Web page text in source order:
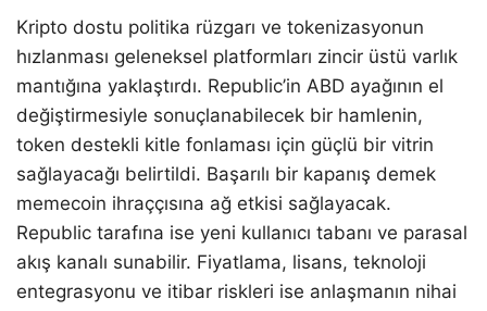
Kripto dostu politika rüzgarı ve tokenizasyonun
hızlanması geleneksel platformları zincir üstü varlık
mantığına yaklaştırdı. Republic’in ABD ayağının el
değiştirmesiyle sonuçlanabilecek bir hamlenin,
token destekli kitle fonlaması için güçlü bir vitrin
sağlayacağı belirtildi. Başarılı bir kapanış demek
memecoin ihraççısına ağ etkisi sağlayacak.
Republic tarafına ise yeni kullanıcı tabanı ve parasal
akış kanalı sunabilir. Fiyatlama, lisans, teknoloji
entegrasyonu ve itibar riskleri ise anlaşmanın nihai